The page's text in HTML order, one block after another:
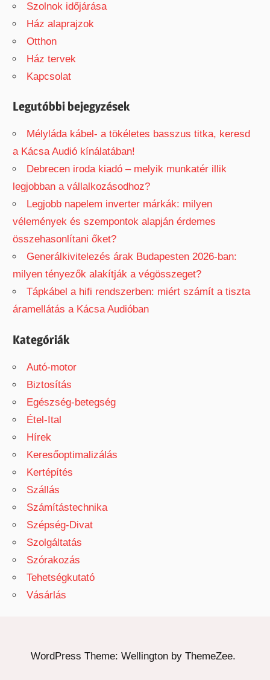
r
Szolnok időjárása
Ház alaprajzok
Otthon
Ház tervek
Kapcsolat
Legutóbbi bejegyzések
Mélyláda kábel- a tökéletes basszus titka, keresd
a Kácsa Audió kínálatában!
Debrecen iroda kiadó – melyik munkatér illik
legjobban a vállalkozásodhoz?
Legjobb napelem inverter márkák: milyen
vélemények és szempontok alapján érdemes
összehasonlítani őket?
Generálkivitelezés árak Budapesten 2026-ban:
milyen tényezők alakítják a végösszeget?
Tápkábel a hifi rendszerben: miért számít a tiszta
áramellátás a Kácsa Audióban
Kategóriák
Autó-motor
Biztosítás
Egészség-betegség
Étel-Ital
Hírek
Keresőoptimalizálás
Kertépítés
Szállás
Számítástechnika
Szépség-Divat
Szolgáltatás
Szórakozás
Tehetségkutató
Vásárlás
WordPress Theme: Wellington by ThemeZee.